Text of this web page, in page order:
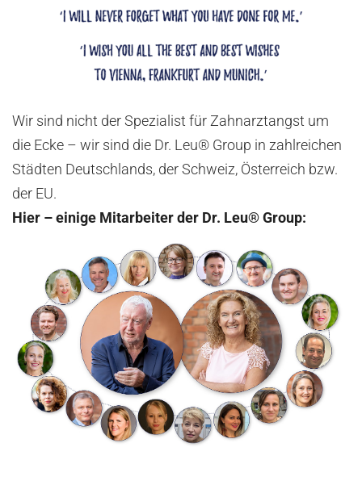
Wir sind nicht der Spezialist für Zahnarztangst um
die Ecke – wir sind die Dr. Leu® Group in zahlreichen
Städten Deutschlands, der Schweiz, Österreich bzw.
der EU.
Hier – einige Mitarbeiter der Dr. Leu® Group: